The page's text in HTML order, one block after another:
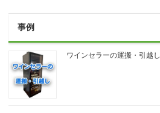
事例
ワインセラーの運搬・引越し